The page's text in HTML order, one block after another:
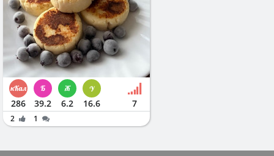
286 39.2 6.2 16.6 7
2 1